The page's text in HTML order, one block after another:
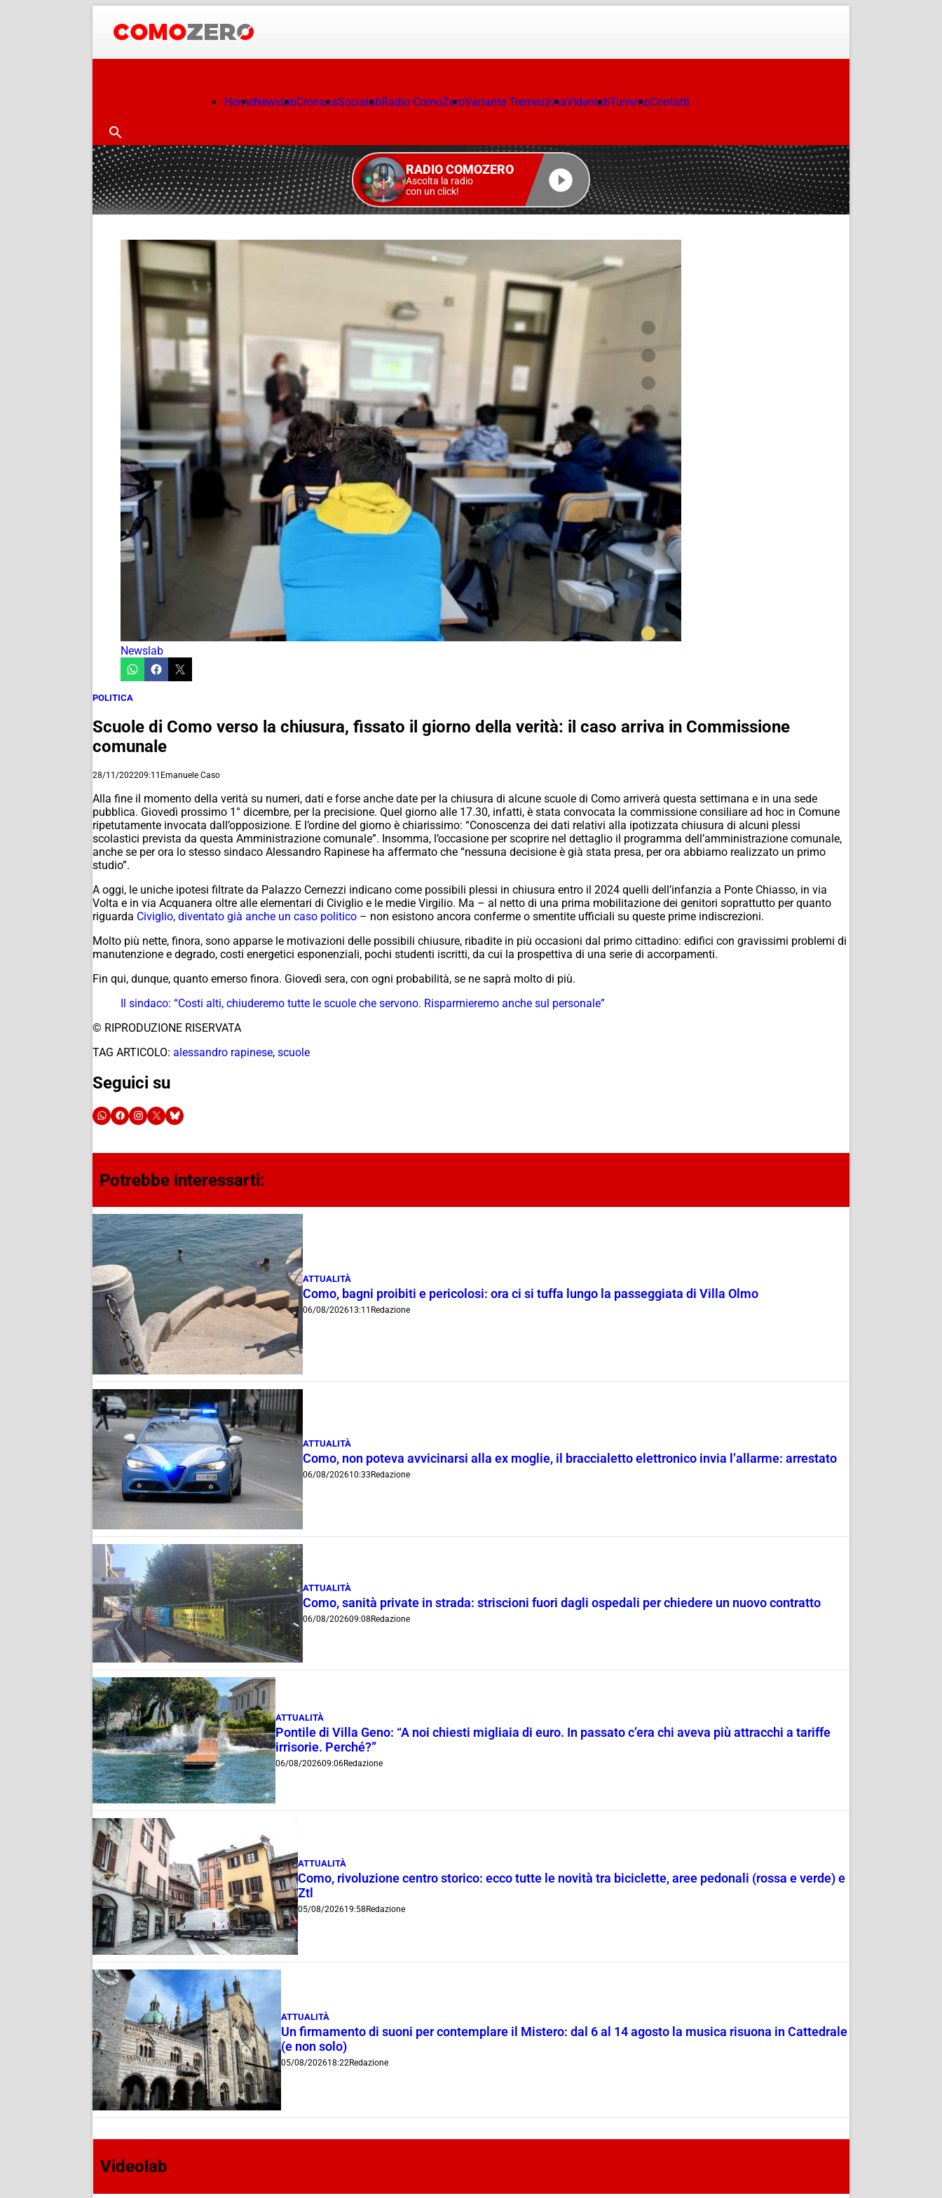
HomeNewslabCronacaSocialabRadio ComoZeroVariante TremezzinaVideolabTurismoContatti
RADIO COMOZERO
Ascolta la radio
con un click!
Newslab
POLITICA
Scuole di Como verso la chiusura, fissato il giorno della verità: il caso arriva in Commissione
comunale
28/11/202209:11 Emanuele Caso
Alla fine il momento della verità su numeri, dati e forse anche date per la chiusura di alcune scuole di Como arriverà questa settimana e in una sede
pubblica. Giovedì prossimo 1° dicembre, per la precisione. Quel giorno alle 17.30, infatti, è stata convocata la commissione consiliare ad hoc in Comune
ripetutamente invocata dall’opposizione. E l’ordine del giorno è chiarissimo: “Conoscenza dei dati relativi alla ipotizzata chiusura di alcuni plessi
scolastici prevista da questa Amministrazione comunale”. Insomma, l’occasione per scoprire nel dettaglio il programma dell’amministrazione comunale,
anche se per ora lo stesso sindaco Alessandro Rapinese ha affermato che “nessuna decisione è già stata presa, per ora abbiamo realizzato un primo
studio”.
A oggi, le uniche ipotesi filtrate da Palazzo Cernezzi indicano come possibili plessi in chiusura entro il 2024 quelli dell’infanzia a Ponte Chiasso, in via
Volta e in via Acquanera oltre alle elementari di Civiglio e le medie Virgilio. Ma – al netto di una prima mobilitazione dei genitori soprattutto per quanto
riguarda Civiglio, diventato già anche un caso politico – non esistono ancora conferme o smentite ufficiali su queste prime indiscrezioni.
Molto più nette, finora, sono apparse le motivazioni delle possibili chiusure, ribadite in più occasioni dal primo cittadino: edifici con gravissimi problemi di
manutenzione e degrado, costi energetici esponenziali, pochi studenti iscritti, da cui la prospettiva di una serie di accorpamenti.
Fin qui, dunque, quanto emerso finora. Giovedì sera, con ogni probabilità, se ne saprà molto di più.
Il sindaco: “Costi alti, chiuderemo tutte le scuole che servono. Risparmieremo anche sul personale”
© RIPRODUZIONE RISERVATA
TAG ARTICOLO: alessandro rapinese, scuole
Seguici su
Potrebbe interessarti:
ATTUALITÀ
Como, bagni proibiti e pericolosi: ora ci si tuffa lungo la passeggiata di Villa Olmo
06/08/202613:11 Redazione
ATTUALITÀ
Como, non poteva avvicinarsi alla ex moglie, il braccialetto elettronico invia l’allarme: arrestato
06/08/202610:33 Redazione
ATTUALITÀ
Como, sanità private in strada: striscioni fuori dagli ospedali per chiedere un nuovo contratto
06/08/202609:08 Redazione
ATTUALITÀ
Pontile di Villa Geno: “A noi chiesti migliaia di euro. In passato c’era chi aveva più attracchi a tariffe
irrisorie. Perché?”
06/08/202609:06Redazione
ATTUALITÀ
Como, rivoluzione centro storico: ecco tutte le novità tra biciclette, aree pedonali (rossa e verde) e
Ztl
05/08/202619:58 Redazione
ATTUALITÀ
Un firmamento di suoni per contemplare il Mistero: dal 6 al 14 agosto la musica risuona in Cattedrale
(e non solo)
05/08/202618:22Redazione
Videolab